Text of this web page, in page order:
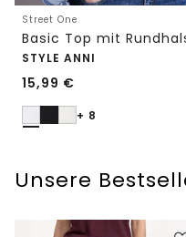
Street One
STYLE ANNI
15,99 €
+ 8
Unsere